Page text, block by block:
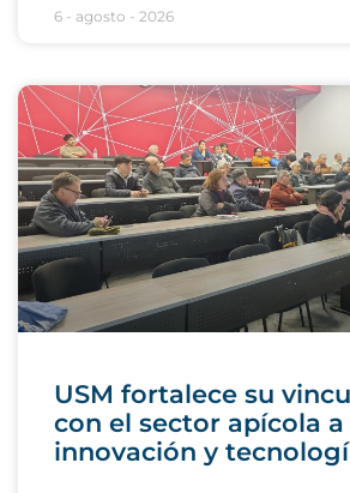
6 - agosto - 2026
USM fortalece su
con el sector apícola
innovación y